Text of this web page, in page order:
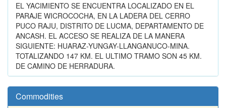
EL YACIMIENTO SE ENCUENTRA LOCALIZADO EN EL
PARAJE WICROCOCHA, EN LA LADERA DEL CERRO
PUCO RAJU, DISTRITO DE LUCMA, DEPARTAMENTO DE
ANCASH. EL ACCESO SE REALIZA DE LA MANERA
SIGUIENTE: HUARAZ-YUNGAY-LLANGANUCO-MINA.
TOTALIZANDO 147 KM. EL ULTIMO TRAMO SON 45 KM.
DE CAMINO DE HERRADURA.
Commodities